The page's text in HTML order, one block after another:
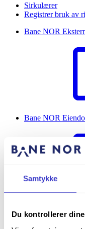
Samtykke
Du kontrollerer
Sirkulærer
Registrer bruk av
Bane NOR
Bane NOR